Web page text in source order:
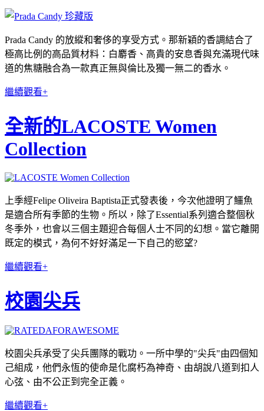
Prada Candy 的放縱和奢侈的享受方式。那新穎的香調結合了
極高比例的高品質材料：白麝香、高貴的安息香與充滿現代味
道的焦糖融合為一款真正無與倫比及獨一無二的香水。
繼續觀看+
全新的LACOSTE Women
Collection
上季經Felipe Oliveira Baptista正式發表後，今次他證明了鱷魚
是適合所有季節的生物。所以，除了Essential系列適合整個秋
冬季外，也會以三個主題迎合每個人士不同的幻想。當它離開
既定的模式，為何不好好滿足一下自己的慾望?
繼續觀看+
校園尖兵
校園尖兵承受了尖兵團隊的戰功。一所中學的"尖兵"由四個知
己組成，他們永恆的使命是化腐朽為神奇、由胡說八道到扣人
心弦、由不公正到完全正義。
繼續觀看+